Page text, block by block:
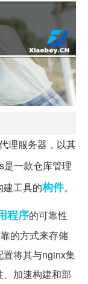
理服务器，以其
一款仓库管理
建工具的构件。
程序的可靠性
的方式来存储
将其与nginx集
加速构建和部